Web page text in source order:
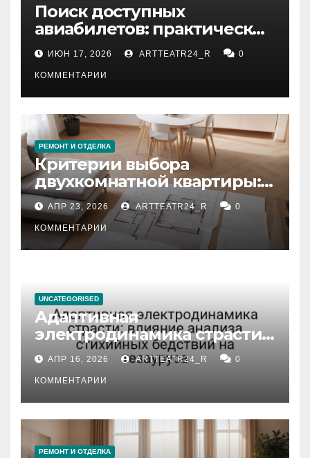
Поиск доступных
авиабилетов: практические
рекомендации
ИЮН 17, 2026 ARTTEATR24_R 0
КОММЕНТАРИИ
РЕМОНТ И ОТДЕЛКА
Критерии выбора
двухкомнатной квартиры:
планировка, площадь,
состояние и документация
АПР 23, 2026 ARTTEATR24_R 0
КОММЕНТАРИИ
UNCATEGORISED
Адаптивная
электродинамика страсти:
влияние анализа
стихийных бедствий на
тезауруса
АПР 16, 2026 ARTTEATR24_R 0
КОММЕНТАРИИ
РЕМОНТ И ОТДЕЛКА